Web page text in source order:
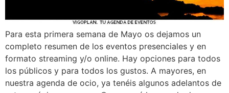
Para esta primera semana de Mayo os dejamos un
completo resumen de los eventos presenciales y en
formato streaming y/o online. Hay opciones para todos
los públicos y para todos los gustos. A mayores, en
nuestra agenda de ocio, ya tenéis algunos adelantos de